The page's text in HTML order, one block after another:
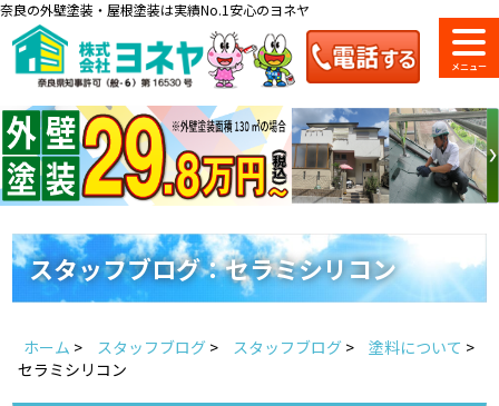
奈良の外壁塗装・屋根塗装は実績No.1安心のヨネヤ
料金一覧 会社案内 ショールーム
のご紹介
お問い合わせ
スタッフブログ：セラミシリコン
ホーム > スタッフブログ > スタッフブログ > 塗料について >
セラミシリコン